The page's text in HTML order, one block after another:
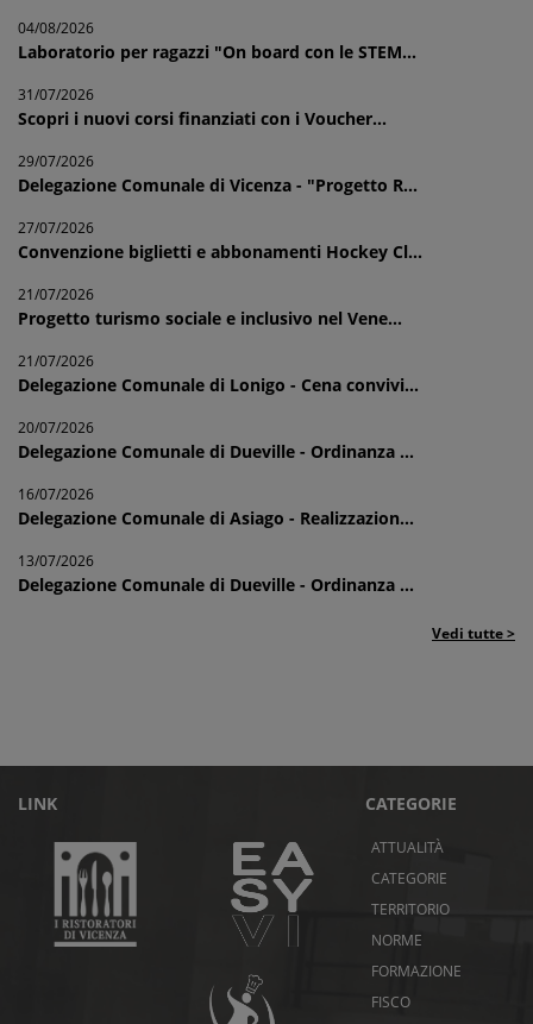
04/08/2026
Laboratorio per ragazzi "On board con le STEM...
31/07/2026
Scopri i nuovi corsi finanziati con i Voucher...
29/07/2026
Delegazione Comunale di Vicenza - "Progetto R...
27/07/2026
Convenzione biglietti e abbonamenti Hockey Cl...
21/07/2026
Progetto turismo sociale e inclusivo nel Vene...
21/07/2026
Delegazione Comunale di Lonigo - Cena convivi...
20/07/2026
Delegazione Comunale di Dueville - Ordinanza ...
16/07/2026
Delegazione Comunale di Asiago - Realizzazion...
13/07/2026
Delegazione Comunale di Dueville - Ordinanza ...
Vedi tutte >
LINK CATEGORIE
ATTUALITÀ
CATEGORIE
TERRITORIO
NORME
FORMAZIONE
FISCO